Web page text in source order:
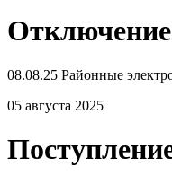
Отключение
08.08.25 Районные
05 августа 2025